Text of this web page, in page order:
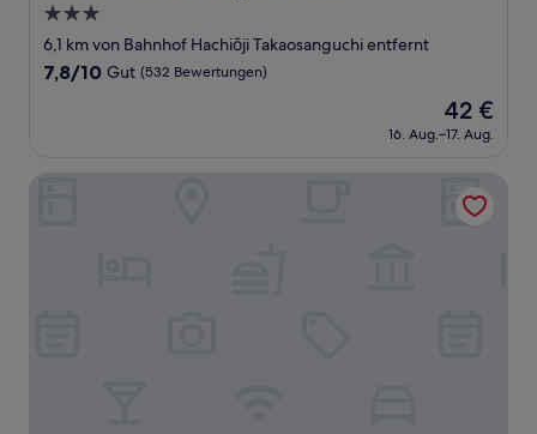
3.0-
Sterne-
Unterkunft
6,1 km von Bahnhof Hachiōji Takaosanguchi entfernt
7.8
Bewertungen)
7,8/10 Gut (532 Bewertungen)
Der
Preis
beträgt
42 €
16. Aug.–17. Aug.